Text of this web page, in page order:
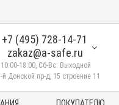
+7 (495) 728-14-71
zakaz@a-safe.ru
18:00, Сб-Вс: Выходной
й Донской пр-д, 15 строение 11